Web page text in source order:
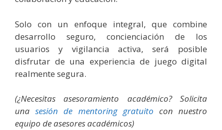
Solo con un enfoque integral, que combine
desarrollo seguro, concienciación de los
usuarios y vigilancia activa, será posible
disfrutar de una experiencia de juego digital
realmente segura.
(¿Necesitas asesoramiento académico? Solicita
unasesión de mentoring gratuito con nuestro
equipo de asesores académicos)